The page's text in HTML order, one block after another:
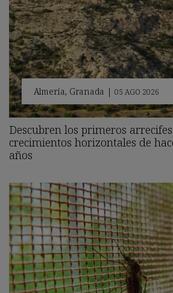
Almería, Granada | 05 AGO 2026
Descubren los primeros
crecimientos horizontales de
años